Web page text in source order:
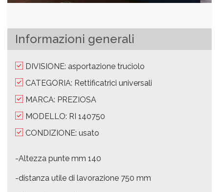
Informazioni generali
DIVISIONE: asportazione truciolo
CATEGORIA: Rettificatrici universali
MARCA: PREZIOSA
MODELLO: RI 140750
CONDIZIONE: usato
-Altezza punte mm 140
-distanza utile di lavorazione 750 mm